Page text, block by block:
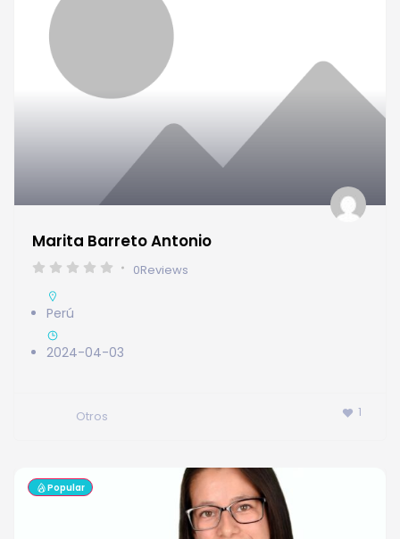
Marita Barreto Antonio
0Reviews
Perú
2024-04-03
Otros 1
Popular